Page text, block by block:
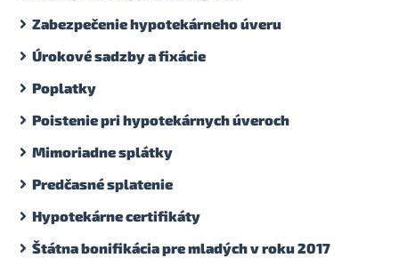
Zabezpečenie hypotekárneho úveru
Úrokové sadzby a fixácie
Poplatky
Poistenie pri hypotekárnych úveroch
Mimoriadne splátky
Predčasné splatenie
Hypotekárne certifikáty
Štátna bonifikácia pre mladých v roku 2017